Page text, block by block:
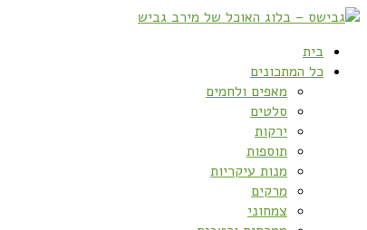
בית
כל המתכונים
מאפים ולחמים
סלטים
ירקות
תוספות
מנות עיקריות
מרקים
צמחוני